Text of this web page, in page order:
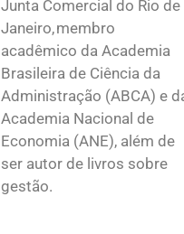
Junta Comercial do Rio de
Janeiro, membro
acadêmico da Academia
Brasileira de Ciência da
Administração (ABCA) e
Academia Nacional de
Economia (ANE), além de
ser autor de livros sobre
gestão.